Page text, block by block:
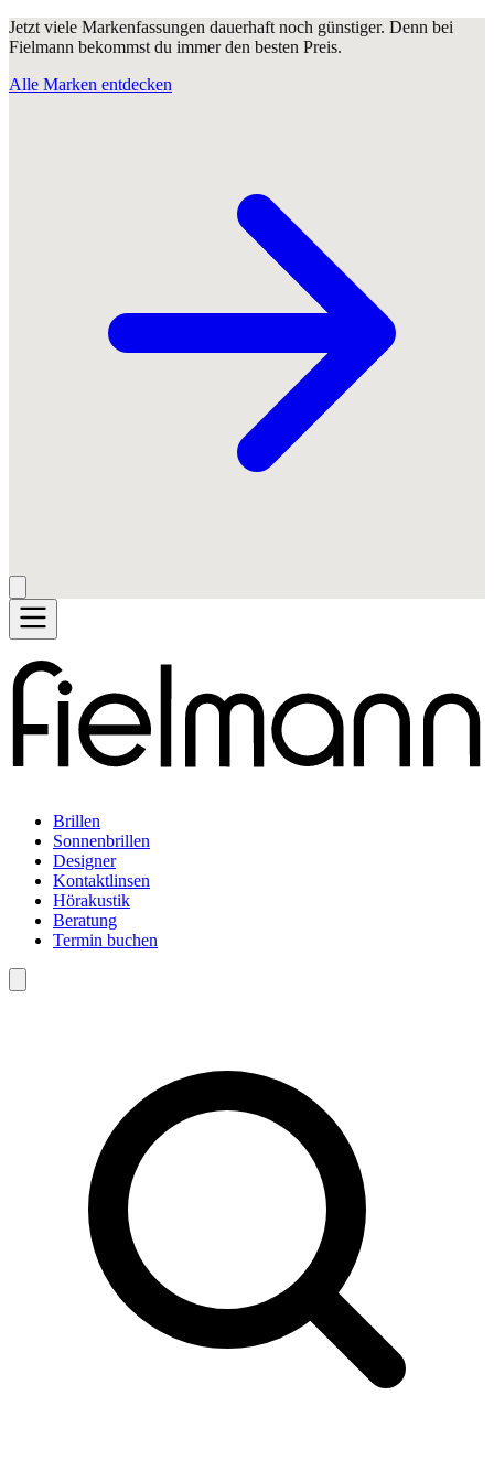
Jetzt viele Markenfassungen dauerhaft noch günstiger. Denn bei
Fielmann bekommst du immer den besten Preis.
Alle Marken entdecken
Brillen
Sonnenbrillen
Designer
Kontaktlinsen
Hörakustik
Beratung
Termin buchen